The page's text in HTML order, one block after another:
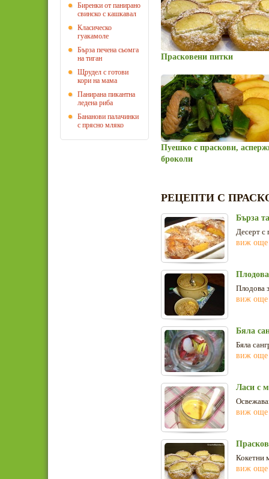
Биренки от панирано
свинско с кашкавал
Класическо
гуакамоле
Бърза печена сьомга
на тиган
Щрудел с готови
кори на мама
Панирана пикантна
ледена риба
Бананови палачинки
с прясно мляко
Прасковени питки
Пуешко с праскови,
броколи
РЕЦЕПТИ С
Бърза
Десерт с
виж още
Плодова
Плодова
виж още
Бяла
Бяла
виж още
Ласи с
виж още
Кокетни
виж още